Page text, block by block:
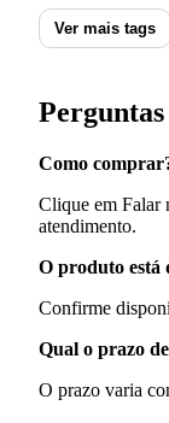
Ver mais tags
Como
Clique em Falar
atendimento.
O produto está
Confirme
Qual o prazo
O prazo varia